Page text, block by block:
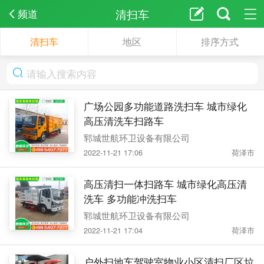
频道 清扫车
清扫车 地区 排序方式
广场公园多功能道路洗扫车 城市绿化
高压清洗车扫路车
郓城世航环卫设备有限公司
2022-11-21 17:06 荷泽市
高压清扫一体扫路车 城市绿化高压清
洗车 多功能冲洗扫车
郓城世航环卫设备有限公司
2022-11-21 17:04 荷泽市